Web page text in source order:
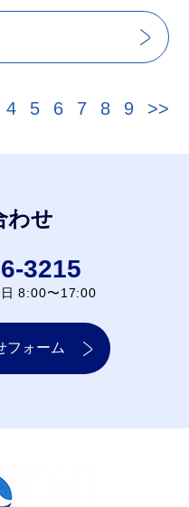
4 5 6 7 8 9 >>
わせ
3215
8:00〜17:00
フォーム